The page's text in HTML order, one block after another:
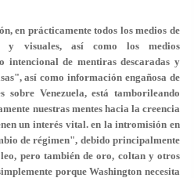
en prácticamente todos los medios de
y visuales, así como los medios
intencional de mentiras descaradas y
así como información engañosa de
sobre Venezuela, está tamborileando
nuestras mentes hacia la creencia
un interés vital. en la intromisión en
de régimen", debido principalmente
pero también de oro, coltan y otros
porque Washington necesita